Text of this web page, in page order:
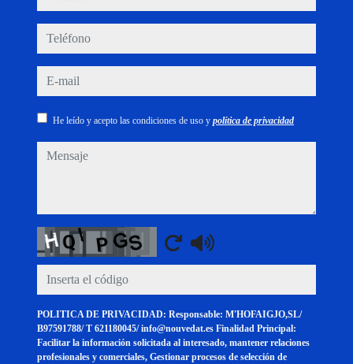
teléfono
e-mail
He leído y acepto las condiciones de uso y política de privacidad
mensaje
Captcha
POLITICA DE PRIVACIDAD: Responsable: M'HOFAIGJO,SL/
B97591788/ T 621180045/ info@nouvedat.es Finalidad Principal:
Facilitar la información solicitada al interesado, mantener relaciones
profesionales y comerciales, Gestionar procesos de selección de